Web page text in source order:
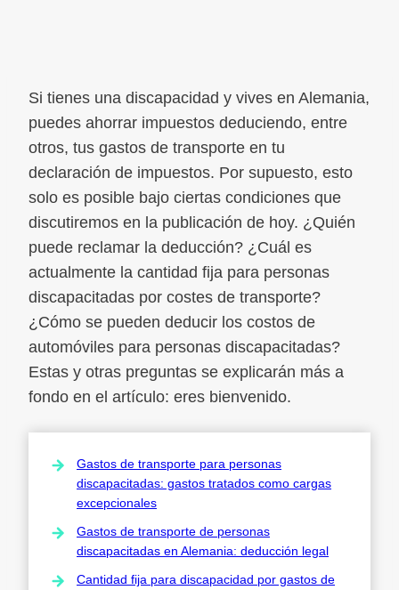
Si tienes una discapacidad y vives en Alemania,
puedes ahorrar impuestos deduciendo, entre
otros, tus gastos de transporte en tu
declaración de impuestos. Por supuesto, esto
solo es posible bajo ciertas condiciones que
discutiremos en la publicación de hoy. ¿Quién
puede reclamar la deducción? ¿Cuál es
actualmente la cantidad fija para personas
discapacitadas por costes de transporte?
¿Cómo se pueden deducir los costos de
automóviles para personas discapacitadas?
Estas y otras preguntas se explicarán más a
fondo en el artículo: eres bienvenido.
Gastos de transporte para personas
discapacitadas: gastos tratados como cargas
excepcionales
Gastos de transporte de personas
discapacitadas en Alemania: deducción legal
Cantidad fija para discapacidad por gastos de